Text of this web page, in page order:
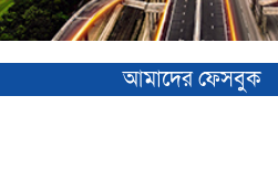
আমাদের ফেসবুক